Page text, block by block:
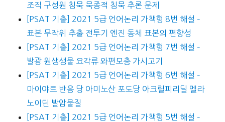
조직 구성원 침묵 묵종적 침묵 추론 문제
[PSAT 기출] 2021 5급 언어논리 가책형 8번 해설 –
표본 무작위 추출 전투기 엔진 동체 표본의 편향성
[PSAT 기출] 2021 5급 언어논리 가책형 7번 해설 –
발광 원생생물 요각류 와편모충 가시고기
[PSAT 기출] 2021 5급 언어논리 가책형 6번 해설 –
마이야르 반응 당 아미노산 포도당 아크릴피리딜 멜라
노이딘 발암물질
[PSAT 기출] 2021 5급 언어논리 가책형 5번 해설 –